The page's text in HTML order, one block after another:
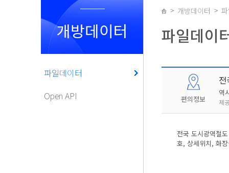
개방데이터
파일데이터
Open API
개방데이터
파일데이
편의정보
역
제
전국 도시광역철
호, 상세위치, 화